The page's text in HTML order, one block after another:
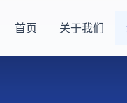
首页 关于我们